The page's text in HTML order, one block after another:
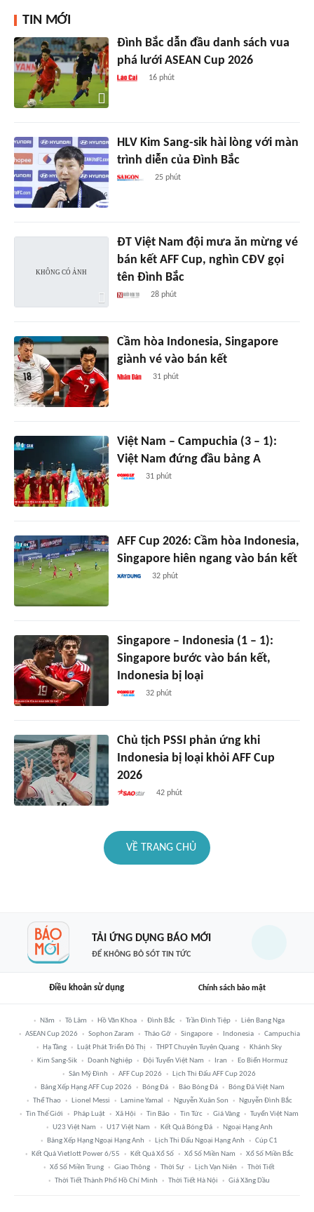
TIN MỚI
Đình Bắc dẫn đầu danh sách vua
phá lưới ASEAN Cup 2026
16 phút
HLV Kim Sang-sik hài lòng với màn
trình diễn của Đình Bắc
25 phút
ĐT Việt Nam đội mưa ăn mừng vé
bán kết AFF Cup, nghìn CĐV gọi
tên Đình Bắc
28 phút
Cầm hòa Indonesia, Singapore
giành vé vào bán kết
31 phút
Việt Nam – Campuchia (3 – 1):
Việt Nam đứng đầu bảng A
31 phút
AFF Cup 2026: Cầm hòa Indonesia,
Singapore hiên ngang vào bán kết
32 phút
Singapore – Indonesia (1 – 1):
Singapore bước vào bán kết,
Indonesia bị loại
32 phút
Chủ tịch PSSI phản ứng khi
Indonesia bị loại khỏi AFF Cup
2026
42 phút
VỀ TRANG CHỦ
TẢI ỨNG DỤNG BÁO MỚI
ĐỂ KHÔNG BỎ SÓT TIN TỨC
Điều khoản sử dụng Chính sách bảo mật
Năm Tô Lâm Hồ Văn Khoa Đình Bắc Trần Đình Tiệp
Liên Bang Nga
ASEAN Cup 2026
Sophon Zaram Tháo Gỡ Singapore Indonesia
Campuchia
Hạ Tầng
Luật Phát Triển Đô Thị THPT Chuyên Tuyên Quang
Khánh Sky
Kim Sang-Sik
Doanh Nghiệp Đội Tuyển Việt Nam Iran
Eo Biển Hormuz
Sân Mỹ Đình
AFF Cup 2026
Lịch Thi Đấu AFF Cup 2026
Bảng Xếp Hạng AFF Cup 2026
Bóng Đá Báo Bóng Đá
Bóng Đá Việt Nam
Thể Thao
Lionel Messi Lamine Yamal Nguyễn Xuân Son
Nguyễn Đình Bắc
Tin Thế Giới
Pháp Luật Xã Hội Tin Bão Tin Tức Giá Vàng
Tuyển Việt Nam
U23 Việt Nam
U17 Việt Nam Kết Quả Bóng Đá
Ngoại Hạng Anh
Bảng Xếp Hạng Ngoại Hạng Anh
Lịch Thi Đấu Ngoại Hạng Anh
Cúp C1
Kết Quả Vietlott Power 6/55
Kết Quả Xổ Số Xổ Số Miền Nam
Xổ Số Miền Bắc
Xổ Số Miền Trung
Giao Thông Thời Sự Lịch Vạn Niên
Thời Tiết
Thời Tiết Thành Phố Hồ Chí Minh
Thời Tiết Hà Nội Giá Xăng Dầu